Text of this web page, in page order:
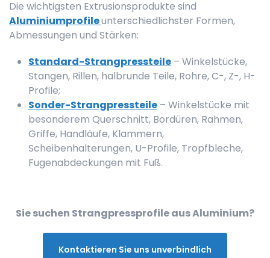
Die wichtigsten Extrusionsprodukte sind
Aluminiumprofileunterschiedlichster Formen,
Abmessungen und Stärken:
Standard-Strangpressteile – Winkelstücke,
Stangen, Rillen, halbrunde Teile, Rohre, C-, Z-, H-
Profile;
Sonder-Strangpressteile – Winkelstücke mit
besonderem Querschnitt, Bordüren, Rahmen,
Griffe, Handläufe, Klammern,
Scheibenhalterungen, U-Profile, Tropfbleche,
Fugenabdeckungen mit Fuß.
Sie suchen Strangpressprofile aus Aluminium?
Kontaktieren Sie uns unverbindlich